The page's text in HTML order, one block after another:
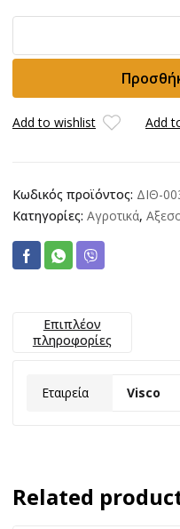
VISCO
ποσότητα
Add to wishlist Add
Κωδικός προϊόντος: ΔΙΘ-
Κατηγορίες: Αγροτικά,
Επιπλέον
πληροφορίες
Εταιρεία Visco
Related